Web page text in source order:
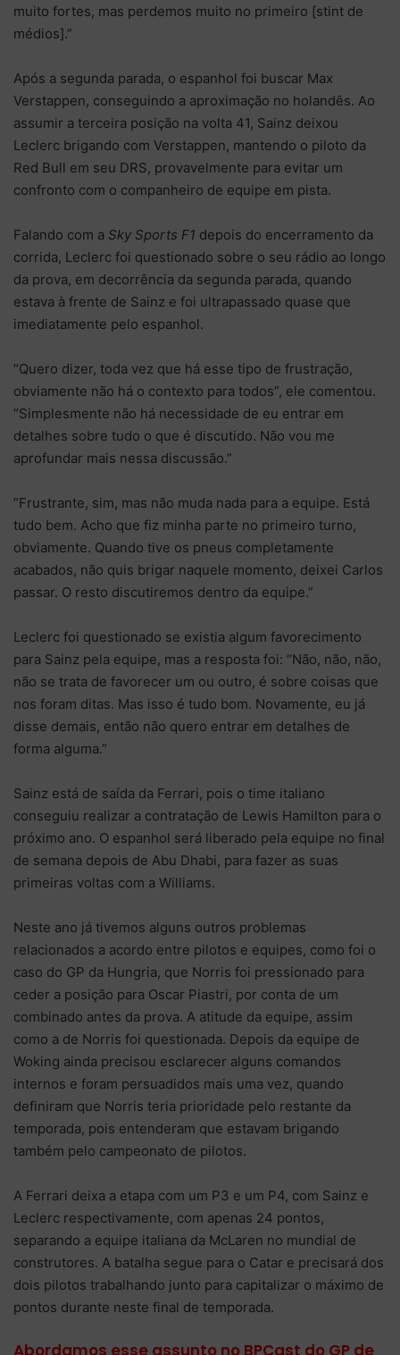
muito fortes, mas perdemos muito no primeiro [stint de
médios].”
Após a segunda parada, o espanhol foi buscar Max
Verstappen, conseguindo a aproximação no holandês. Ao
assumir a terceira posição na volta 41, Sainz deixou
Leclerc brigando com Verstappen, mantendo o piloto da
Red Bull em seu DRS, provavelmente para evitar um
confronto com o companheiro de equipe em pista.
Falando com a Sky Sports F1 depois do encerramento da
corrida, Leclerc foi questionado sobre o seu rádio ao longo
da prova, em decorrência da segunda parada, quando
estava à frente de Sainz e foi ultrapassado quase que
imediatamente pelo espanhol.
“Quero dizer, toda vez que há esse tipo de frustração,
obviamente não há o contexto para todos”, ele comentou.
“Simplesmente não há necessidade de eu entrar em
detalhes sobre tudo o que é discutido. Não vou me
aprofundar mais nessa discussão.”
“Frustrante, sim, mas não muda nada para a equipe. Está
tudo bem. Acho que fiz minha parte no primeiro turno,
obviamente. Quando tive os pneus completamente
acabados, não quis brigar naquele momento, deixei Carlos
passar. O resto discutiremos dentro da equipe.”
Leclerc foi questionado se existia algum favorecimento
para Sainz pela equipe, mas a resposta foi: “Não, não, não,
não se trata de favorecer um ou outro, é sobre coisas que
nos foram ditas. Mas isso é tudo bom. Novamente, eu já
disse demais, então não quero entrar em detalhes de
forma alguma.”
Sainz está de saída da Ferrari, pois o time italiano
conseguiu realizar a contratação de Lewis Hamilton para o
próximo ano. O espanhol será liberado pela equipe no final
de semana depois de Abu Dhabi, para fazer as suas
primeiras voltas com a Williams.
Neste ano já tivemos alguns outros problemas
relacionados a acordo entre pilotos e equipes, como foi o
caso do GP da Hungria, que Norris foi pressionado para
ceder a posição para Oscar Piastri, por conta de um
combinado antes da prova. A atitude da equipe, assim
como a de Norris foi questionada. Depois da equipe de
Woking ainda precisou esclarecer alguns comandos
internos e foram persuadidos mais uma vez, quando
definiram que Norris teria prioridade pelo restante da
temporada, pois entenderam que estavam brigando
também pelo campeonato de pilotos.
A Ferrari deixa a etapa com um P3 e um P4, com Sainz e
Leclerc respectivamente, com apenas 24 pontos,
separando a equipe italiana da McLaren no mundial de
construtores. A batalha segue para o Catar e precisará dos
dois pilotos trabalhando junto para capitalizar o máximo de
pontos durante neste final de temporada.
Abordamos esse assunto no BPCast do GP de